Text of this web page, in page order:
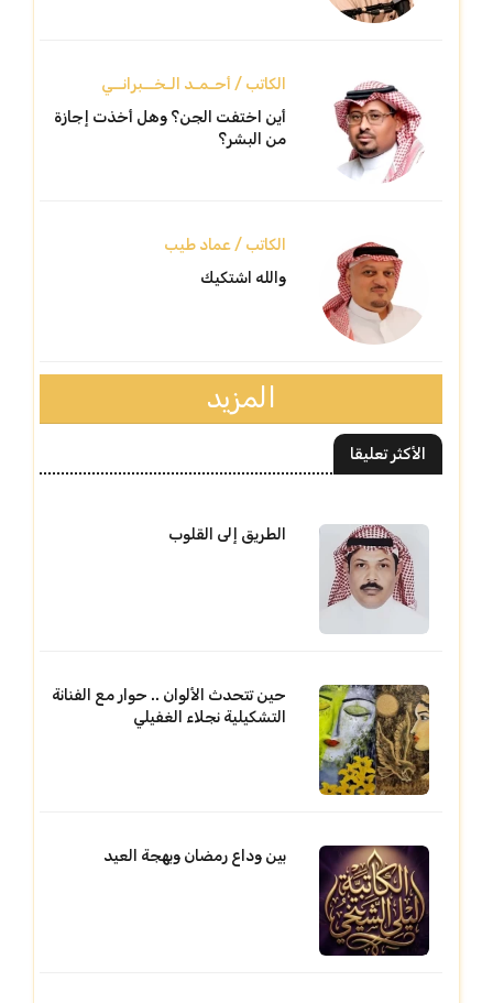
الكاتب / أحـمـد الـخــبرانــي
أين اختفت الجن؟ وهل أخذت إجازة
من البشر؟
الكاتب / عماد طيب
والله اشتكيك
المزيد
الأكثر تعليقا
الطريق إلى القلوب
حين تتحدث الألوان .. حوار مع الفنانة
التشكيلية نجلاء الغفيلي
بين وداع رمضان وبهجة العيد